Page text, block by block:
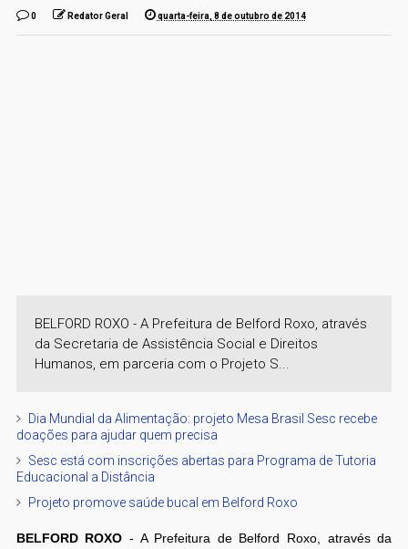
0 Redator Geral quarta-feira, 8 de outubro de 2014
BELFORD ROXO - A Prefeitura de Belford Roxo, através
da Secretaria de Assistência Social e Direitos
Humanos, em parceria com o Projeto S...
Dia Mundial da Alimentação: projeto Mesa Brasil Sesc recebe
doações para ajudar quem precisa
Sesc está com inscrições abertas para Programa de Tutoria
Educacional a Distância
Projeto promove saúde bucal em Belford Roxo
BELFORD ROXO - A Prefeitura de Belford Roxo, através da